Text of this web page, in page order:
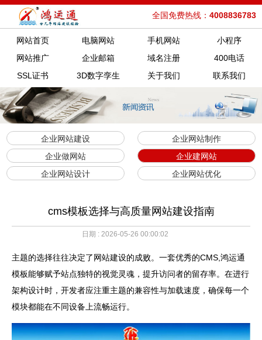
全国免费热线： 4008836783
网站首页 电脑网站 手机网站
小程序
网站推广
企业邮箱 域名注册
400电话
SSL证书
3D数字孪生 关于我们 联系我们
企业网站建设
企业网站制作
企业做网站
企业建网站
企业网站设计
企业网站优化
cms模板选择与高质量网站建设指南
日期 : 2026-05-26 00:00:02
主题的选择往往决定了网站建设的成败。一套优秀的CMS,鸿运通
模板能够赋予站点独特的视觉灵魂，提升访问者的留存率。在进行
架构设计时，开发者应注重主题的兼容性与加载速度，确保每一个
模块都能在不同设备上流畅运行。